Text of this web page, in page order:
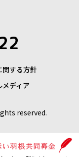
する方針
ディア
reserved.